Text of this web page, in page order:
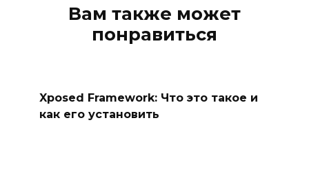
Вам также может
понравиться
Xposed Framework: Что это такое и
как его установить